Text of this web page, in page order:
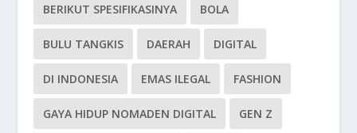
BERIKUT SPESIFIKASINYA BOLA
BULU TANGKIS DAERAH DIGITAL
DI INDONESIA EMAS ILEGAL FASHION
GAYA HIDUP NOMADEN DIGITAL GEN Z